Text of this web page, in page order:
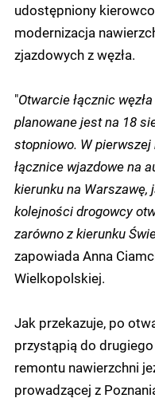
udostępniony
modernizacja
zjazdowych z węzła.
"Otwarcie łącznic
planowane jest na 18
stopniowo. W
łącznice wjazdowe na
kierunku na Warszawę,
kolejności drogowcy
zarówno z kierunku
zapowiada Anna
Wielkopolskiej.
Jak przekazuje, po
przystąpią do
remontu nawierzchni
prowadzącej z